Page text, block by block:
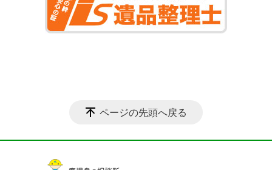
ページの先頭へ戻る